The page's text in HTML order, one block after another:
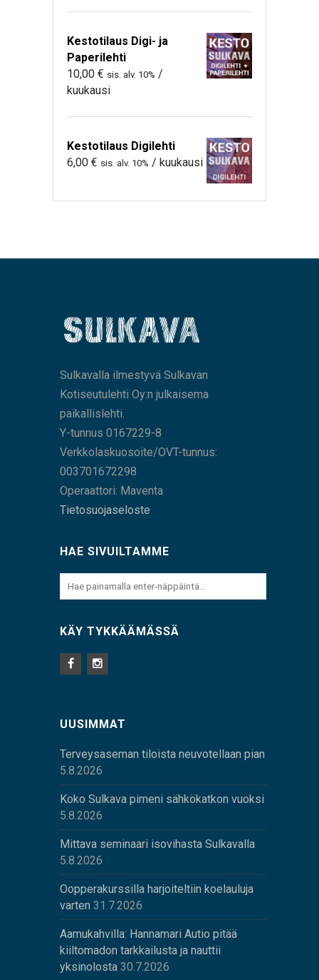
Kestotilaus Digi- ja
Paperilehti
10,00 € sis. alv. 10% /
kuukausi
Kestotilaus Digilehti
6,00 € sis. alv. 10% / kuukausi
Sulkavalla ilmestyvä Sulkavan
Kotiseutulehti Oy:n julkaisema
paikallislehti.
Y-tunnus 0167229-8
Verkkolaskuosoite/OVT-tunnus:
003701672298
Operaattori: Maventa
Tietosuojaseloste
HAE SIVUILTAMME
KÄY TYKKÄÄMÄSSÄ
UUSIMMAT
Terveysaseman tiloista neuvotellaan pian
5.8.2026
Koko Sulkava pimeni sähkökatkon vuoksi
5.8.2026
Mittava seminaari isovihasta Sulkavalla
5.8.2026
Oopperakurssilla harjoiteltiin koelauluja
varten 31.7.2026
Aamukahvilla: Hannamari Autio pitää
kiiltomadon tarkkailusta ja nauttii
yksinolosta 30.7.2026